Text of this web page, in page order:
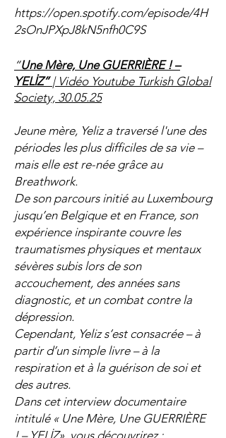
https://open.spotify.com/episode/4H
2sOnJPXpJ8kN5nfh0C9S
“Une Mère, Une GUERRIÈRE ! –
YELİZ”| Vidéo Youtube Turkish Global
Society, 30.05.25
Jeune mère, Yeliz a traversé l'une des
périodes les plus difficiles de sa vie –
mais elle est re-née grâce au
Breathwork.
De son parcours initié au Luxembourg
jusqu’en Belgique et en France, son
expérience inspirante couvre les
traumatismes physiques et mentaux
sévères subis lors de son
accouchement, des années sans
diagnostic, et un combat contre la
dépression.
Cependant, Yeliz s’est consacrée – à
partir d’un simple livre – à la
respiration et à la guérison de soi et
des autres.
Dans cet interview documentaire
intitulé « Une Mère, Une GUERRIÈRE
! – YELİZ», vous découvrirez :